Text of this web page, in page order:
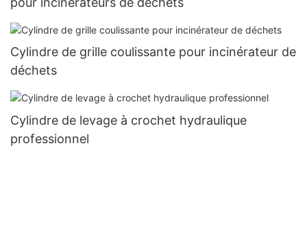
Cylindre de grille coulissante pour incinérateur de
déchets
Cylindre de levage à crochet hydraulique
professionnel